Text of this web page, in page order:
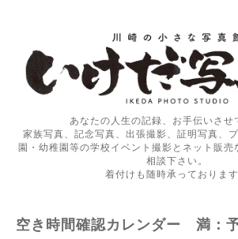
あなたの人生の記録、お手伝いさせ
家族写真、記念写真、出張撮影、証明写真、
園・幼稚園等の学校イベント撮影とネット販売
相談下さい。
着付けも随時承っております
空き時間確認カレンダー 満：